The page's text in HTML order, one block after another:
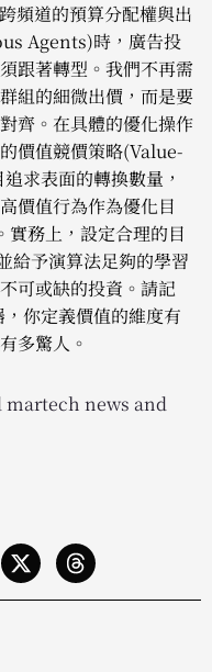
頻道的預算分配權與出
Agents)時，廣告投
跟著轉型。我們不再需
組的細微出價，而是要
齊。在具體的優化操作
價值競價策略(Value-
求表面的轉換數量，
價值行為作為優化目
務上，設定合理的目
給予演算法足夠的學習
可或缺的投資。請記
你定義價值的維度有
多驚人。
martech news and